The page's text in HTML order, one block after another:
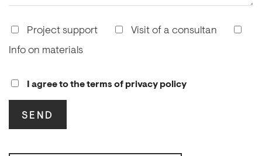
Project support
Visit of a consultan
Info on materials
I agree to the terms of privacy policy